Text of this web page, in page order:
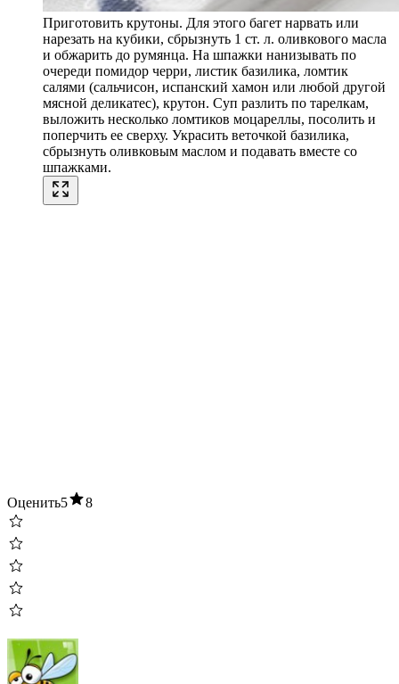
Приготовить крутоны. Для этого багет нарвать или
нарезать на кубики, сбрызнуть 1 ст. л. оливкового масла
и обжарить до румянца. На шпажки нанизывать по
очереди помидор черри, листик базилика, ломтик
салями (сальчисон, испанский хамон или любой другой
мясной деликатес), крутон. Суп разлить по тарелкам,
выложить несколько ломтиков моцареллы, посолить и
поперчить ее сверху. Украсить веточкой базилика,
сбрызнуть оливковым маслом и подавать вместе со
шпажками.
Оценить5 8